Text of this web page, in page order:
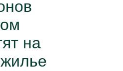
на